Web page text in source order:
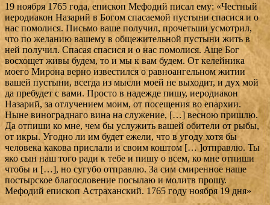
19 ноября 1765 года, епископ Мефодий писал ему: «Честный
иеродиакон Назарий в Богом спасаемой пустыни спасися и о
нас помолися. Письмо ваше получил, прочетьши усмотрил,
что по желанию вашему в общежительной пустыни жить в
ней получил. Спасая спасися и о нас помолися. Аще Бог
восхощет живы будем, то и мы к вам будем. От келейника
моего Мирона верно известился о равноангельном житии
вашей пустыни, всегда из мысли моей не выходит, и дух мой
да пребудет с вами. Просто в надежде пишу, иеродиакон
Назарий, за отлучением моим, от посещения во епархии.
Ныне винограднаго вина на служение, […] весною пришлю.
Да отпиши ко мне, чем бы услужить вашей обители от рыбы,
от икры. Угодно ли им будет ежели, что в угоду хотя бы
человека какова прислали и своим коштом [… ]отправлю. Ты
яко сын наш того ради к тебе и пишу о всем, ко мне отпиши
чтобы и […], но сугубо отправлю. За сим смиренное наше
постырское благословение посылаю и молитв прошу.
Мефодий епископ Астраханский. 1765 году ноября 19 дня»